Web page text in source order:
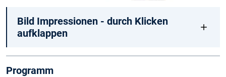
Bild Impressionen - durch Klicken
aufklappen
Programm